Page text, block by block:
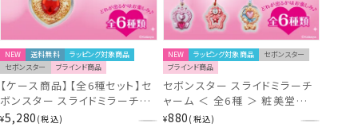
NEW 送料無料
ラッピング対象商品
セボンスター
ブラインド商品
【ケース商品】【全6種セット】セ
ボンスター スライドミラーチャ
ーム コンプリートセット ＜ 6個
¥5,280 税込
NEW ラッピング対象商品
セボンスター
ブラインド商品
セボンスター スライドミラーチ
ャーム ＜ 全6種 ＞ 粧美堂
shobido
¥880 税込